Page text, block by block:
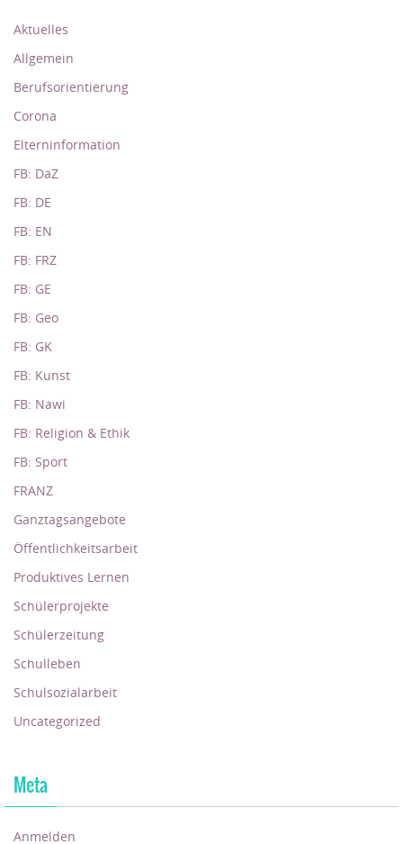
Aktuelles
Allgemein
Berufsorientierung
Corona
Elterninformation
FB: DaZ
FB: DE
FB: EN
FB: FRZ
FB: GE
FB: Geo
FB: GK
FB: Kunst
FB: Nawi
FB: Religion & Ethik
FB: Sport
FRANZ
Ganztagsangebote
Öffentlichkeitsarbeit
Produktives Lernen
Schülerprojekte
Schülerzeitung
Schulleben
Schulsozialarbeit
Uncategorized
Meta
Anmelden